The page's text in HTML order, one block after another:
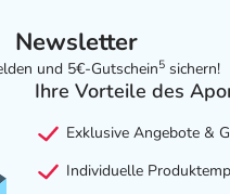
Newsletter
und 5€-Gutschein5 sichern!
Ihre Vorteile des
Exklusive Angebote &
Individuelle